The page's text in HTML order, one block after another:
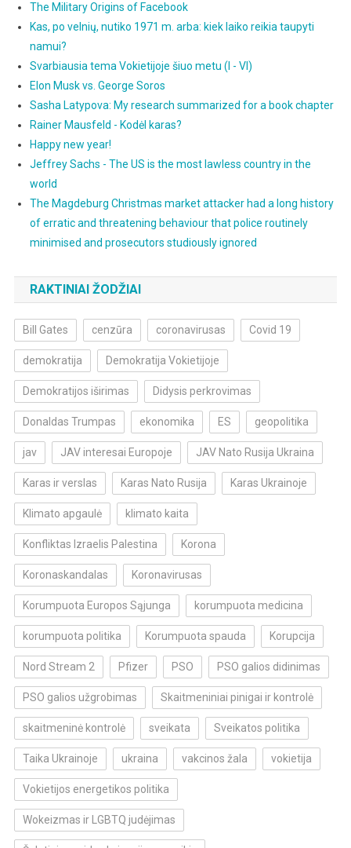
The Military Origins of Facebook
Kas, po velnių, nutiko 1971 m. arba: kiek laiko reikia taupyti
namui?
Svarbiausia tema Vokietijoje šiuo metu (I - VI)
Elon Musk vs. George Soros
Sasha Latypova: My research summarized for a book chapter
Rainer Mausfeld - Kodėl karas?
Happy new year!
Jeffrey Sachs - The US is the most lawless country in the
world
The Magdeburg Christmas market attacker had a long history
of erratic and threatening behaviour that police routinely
minimised and prosecutors studiously ignored
RAKTINIAI ŽODŽIAI
Bill Gates cenzūra coronavirusas Covid 19
demokratija Demokratija Vokietijoje
Demokratijos iširimas Didysis perkrovimas
Donaldas Trumpas ekonomika ES geopolitika
jav JAV interesai Europoje JAV Nato Rusija Ukraina
Karas ir verslas Karas Nato Rusija Karas Ukrainoje
Klimato apgaulė klimato kaita
Konfliktas Izraelis Palestina Korona
Koronaskandalas Koronavirusas
Korumpuota Europos Sąjunga korumpuota medicina
korumpuota politika Korumpuota spauda Korupcija
Nord Stream 2 Pfizer PSO PSO galios didinimas
PSO galios užgrobimas Skaitmeniniai pinigai ir kontrolė
skaitmeninė kontrolė sveikata Sveikatos politika
Taika Ukrainoje ukraina vakcinos žala vokietija
Vokietijos energetikos politika
Wokeizmas ir LGBTQ judėjimas